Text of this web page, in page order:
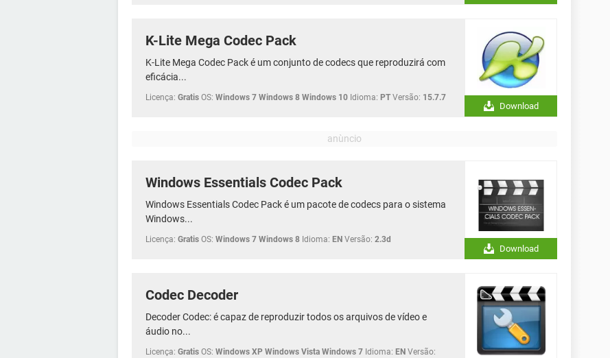
K-Lite Mega Codec Pack
K-Lite Mega Codec Pack é um conjunto de codecs que reproduzirá com
eficácia...
Licença: Gratis OS: Windows 7 Windows 8 Windows 10 Idioma: PT Versão: 15.7.7
Download
Windows Essentials Codec Pack
Windows Essentials Codec Pack é um pacote de codecs para o sistema
Windows...
Licença: Gratis OS: Windows 7 Windows 8 Idioma: EN Versão: 2.3d
Download
Codec Decoder
Decoder Codec: é capaz de reproduzir todos os arquivos de vídeo e
áudio no...
Licença: Gratis OS: Windows XP Windows Vista Windows 7 Idioma: EN Versão: